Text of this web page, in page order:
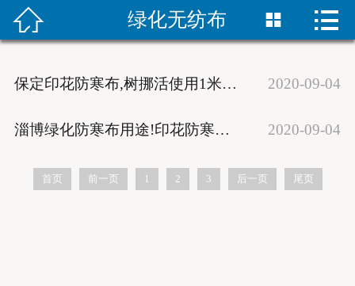
首页
树木缠树带
 绿化无纺布  
保定印花防寒布,树挪活使用1米印花无纺布包装 2020-09-04
淄博绿化防寒布用途!印花防寒无纺布现货供应 2020-09-04
首页 前一页 1 2 3 后一页 尾页